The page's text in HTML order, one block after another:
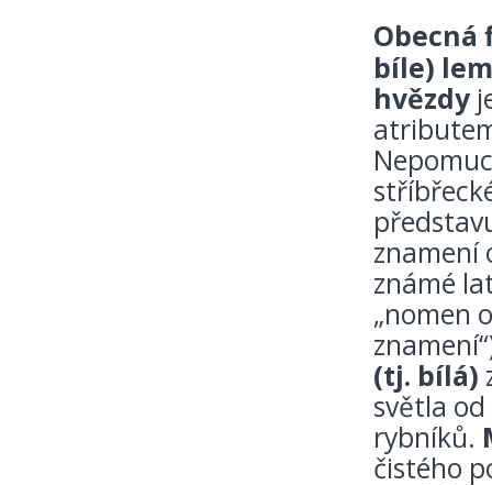
bíle)
hvězdy
znamení
známé
„nomen
(tj. bílá)
světla
rybníků.
čistého